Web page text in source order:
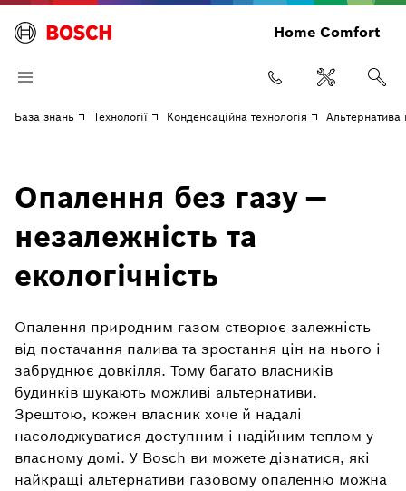
Home Comfort
База знань Технології Конденсаційна технологія Альтернатива
Опалення без газу —
незалежність та
екологічність
Опалення природним газом створює залежність
від постачання палива та зростання цін на нього і
забруднює довкілля. Тому багато власників
будинків шукають можливі альтернативи.
Зрештою, кожен власник хоче й надалі
насолоджуватися доступним і надійним теплом у
власному домі. У Bosch ви можете дізнатися, які
найкращі альтернативи газовому опаленню можна